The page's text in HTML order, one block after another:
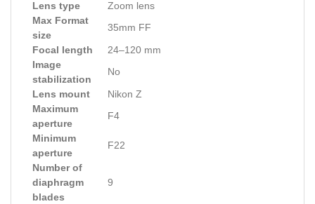
Lens type
Zoom lens
Max Format
size
35mm FF
Focal length
24–120 mm
Image
stabilization
No
Lens mount
Nikon Z
Maximum
aperture
F4
Minimum
aperture
F22
Number of
diaphragm
blades
9